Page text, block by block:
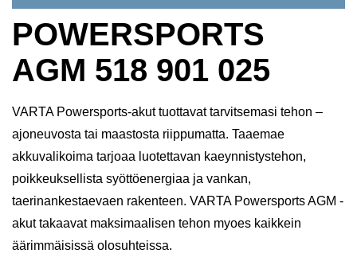
POWERSPORTS
AGM 518 901 025
VARTA Powersports-akut tuottavat tarvitsemasi tehon –
ajoneuvosta tai maastosta riippumatta. Taaemae
akkuvalikoima tarjoaa luotettavan kaeynnistystehon,
poikkeuksellista syöttöenergiaa ja vankan,
taerinankestaevaen rakenteen. VARTA Powersports AGM -
akut takaavat maksimaalisen tehon myoes kaikkein
äärimmäisissä olosuhteissa.